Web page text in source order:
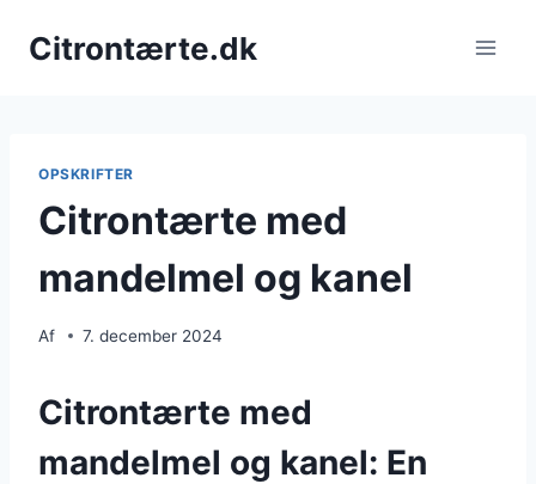
Citrontærte.dk
OPSKRIFTER
Citrontærte med
mandelmel og kanel
Af 7. december 2024
Citrontærte med
mandelmel og kanel: En